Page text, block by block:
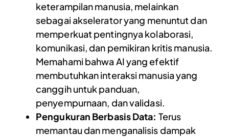
keterampilan manusia, melainkan
sebagai akselerator yang menuntut dan
memperkuat pentingnya kolaborasi,
komunikasi, dan pemikiran kritis manusia.
Memahami bahwa AI yang efektif
membutuhkan interaksi manusia yang
canggih untuk panduan,
penyempurnaan, dan validasi.
Pengukuran Berbasis Data: Terus
memantau dan menganalisis dampak